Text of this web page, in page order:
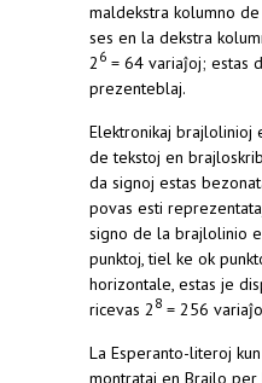
maldekstra kolumno
ses en la dekstra
2 6 = 64 variaĵoj; estas
prezenteblaj.
Elektronikaj brajlolinioj
de tekstoj en
da signoj estas
povas esti
signo de la brajlolinio
punktoj, tiel ke ok
horizontale, estas je
ricevas 2 8 = 256
La Esperanto-literoj
montrataj en Brajlo